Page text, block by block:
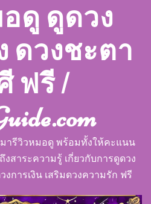
ดู ดูดวง
ดวงชะตา
ฟรี |
ารีวิวหมอดู พร้อมทั้งให้คะแนน
สาระความรู้ เกี่ยวกับการดูดวง
งการเงิน เสริมดวงความรัก ฟรี